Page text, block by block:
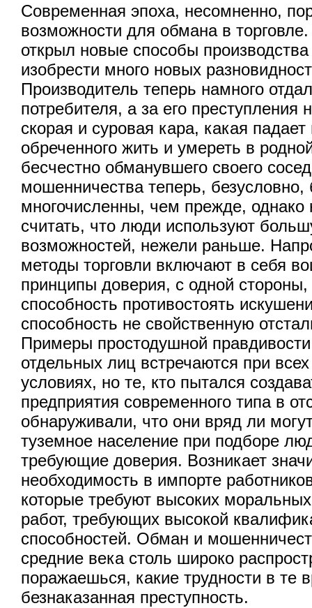
Современная эпоха, несомненно,
возможности для обмана в
открыл новые способы
изобрести много новых
Производитель теперь намного
потребителя, а за его преступления
скорая и суровая кара, какая падает
обреченного жить и умереть в
бесчестно обманувшего своего
мошенничества теперь, безусловно,
многочисленны, чем прежде, однако
считать, что люди используют
возможностей, нежели раньше.
методы торговли включают в себя
принципы доверия, с одной стороны,
способность противостоять
способность не свойственную
Примеры простодушной правдивости
отдельных лиц встречаются при
условиях, но те, кто пытался
предприятия современного типа в
обнаруживали, что они вряд ли
туземное население при подборе
требующие доверия. Возникает
необходимость в импорте
которые требуют высоких
работ, требующих высокой
способностей. Обман и
средние века столь широко
поражаешься, какие трудности в те
безнаказанная преступность.